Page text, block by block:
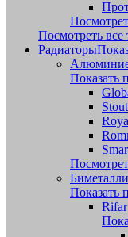
Посмотреть все
Радиаторы
Показать
Stout
Показать
Rifar